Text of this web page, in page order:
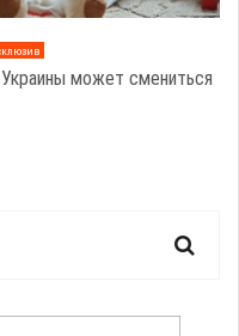
может смениться